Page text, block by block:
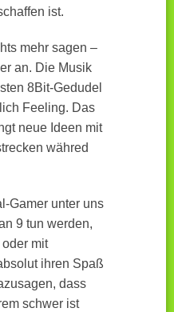
ist.
mehr sagen –
an. Die Musik
8Bit-Gedudel
Feeling. Das
neue Ideen mit
währed
Gamer unter uns
9 tun werden,
mit
ihren Spaß
dass
schwer ist